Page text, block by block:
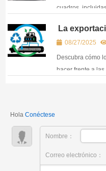
cuadros,
exportación y
La
líneas rojas
pueden los
cadena de
emisiones
08/27/2025
Descubra cómo
hacer frente a
Hola Conéctese
Nombre：
Correo electrónico：